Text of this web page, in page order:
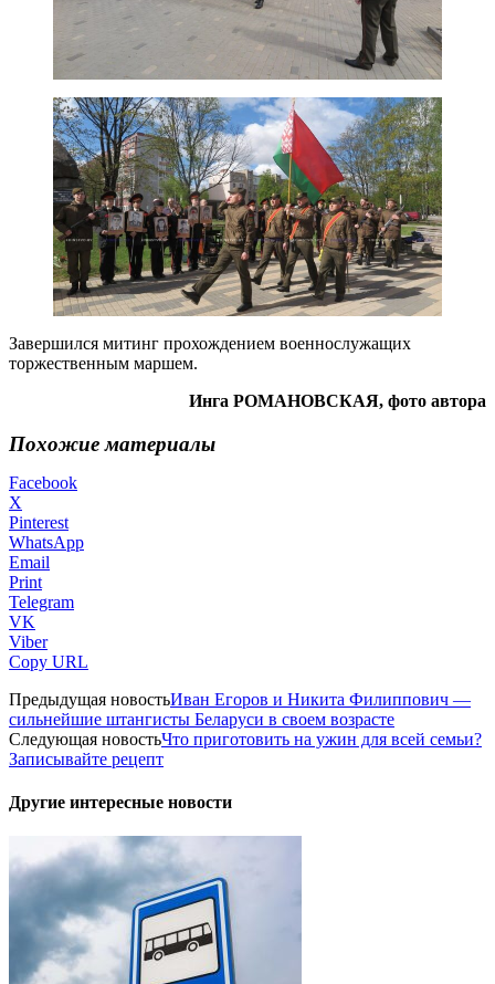
Завершился митинг прохождением военнослужащих
торжественным маршем.
Инга РОМАНОВСКАЯ, фото автора
Похожие материалы
Facebook
X
Pinterest
WhatsApp
Email
Print
Telegram
VK
Viber
Copy URL
Предыдущая новостьИван Егоров и Никита Филиппович —
сильнейшие штангисты Беларуси в своем возрасте
Следующая новостьЧто приготовить на ужин для всей семьи?
Записывайте рецепт
Другие интересные новости